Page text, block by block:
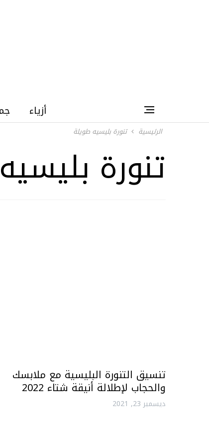
أزياء
الرئيسية تنورة بليسيه طويلة
تنورة
تنسيق التنورة البليسية مع ملابسك
والحجاب لإطلالة أنيقة شتاء 2022
ديسمبر 23, 2021